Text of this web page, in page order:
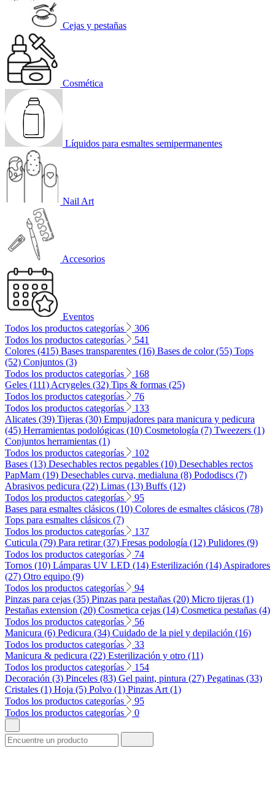
Cejas y pestañas
Cosmética
Líquidos para esmaltes semipermanentes
Nail Art
Accesorios
Eventos
Todos los productos categorías
306
Todos los productos categorías
541
Colores (415) Bases transparentes (16) Bases de color (55) Tops
(52) Conjuntos (3)
Todos los productos categorías
168
Geles (111) Acrygeles (32) Tips & formas (25)
Todos los productos categorías
76
Todos los productos categorías
133
Alicates (39) Tijeras (30) Empujadores para manicura y pedicura
(45) Herramientas podológicas (10) Cosmetología (7) Tweezers (1)
Conjuntos herramientas (1)
Todos los productos categorías
102
Bases (13) Desechables rectos pegables (10) Desechables rectos
PapMam (19) Desechables curva, medialuna (8) Pododiscs (7)
Abrasivos pedicura (22) Limas (13) Buffs (12)
Todos los productos categorías
95
Bases para esmaltes clásicos (10) Colores de esmaltes clásicos (78)
Tops para esmaltes clásicos (7)
Todos los productos categorías
137
Cuticula (79) Para retirar (37) Fresas podología (12) Pulidores (9)
Todos los productos categorías
74
Tornos (10) Lámparas UV LED (14) Esterilización (14) Aspiradores
(27) Otro equipo (9)
Todos los productos categorías
94
Pinzas para cejas (35) Pinzas para pestañas (20) Micro tijeras (1)
Pestañas extension (20) Cosmetica cejas (14) Cosmetica pestañas (4)
Todos los productos categorías
56
Manicura (6) Pedicura (34) Cuidado de la piel y depilación (16)
Todos los productos categorías
33
Manicura & pedicura (22) Esterilización y otro (11)
Todos los productos categorías
154
Decoración (3) Pinceles (83) Gel paint, pintura (27) Pegatinas (33)
Cristales (1) Hoja (5) Polvo (1) Pinzas Art (1)
Todos los productos categorías
95
Todos los productos categorías
0